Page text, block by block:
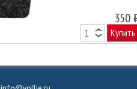
350
Купить
Next